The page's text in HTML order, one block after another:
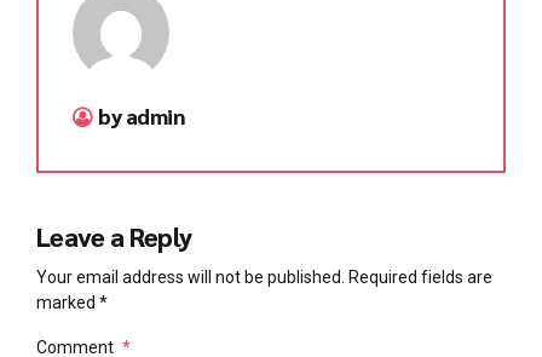
by admin
Leave a Reply
Your email address will not be published. Required fields are
marked *
Comment *